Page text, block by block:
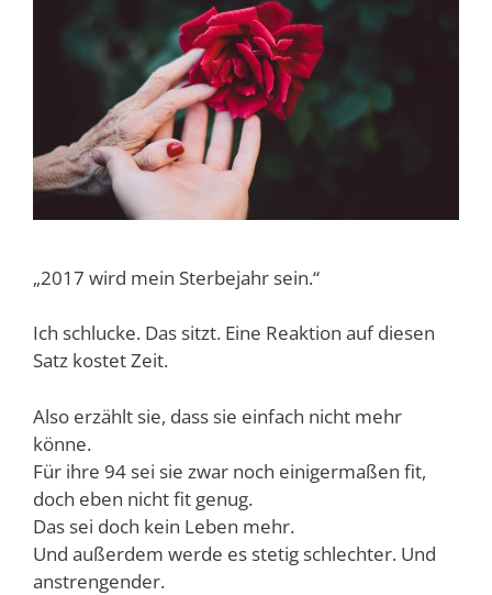
„2017 wird mein Sterbejahr sein.“
Ich schlucke. Das sitzt. Eine Reaktion auf diesen
Satz kostet Zeit.
Also erzählt sie, dass sie einfach nicht mehr
könne.
Für ihre 94 sei sie zwar noch einigermaßen fit,
doch eben nicht fit genug.
Das sei doch kein Leben mehr.
Und außerdem werde es stetig schlechter. Und
anstrengender.